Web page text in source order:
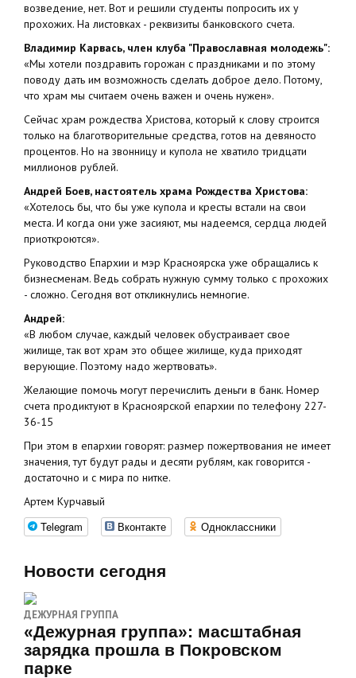
возведение, нет. Вот и решили студенты попросить их у
прохожих. На листовках - реквизиты банковского счета.
Владимир Карвась, член клуба "Православная молодежь":
«Мы хотели поздравить горожан с праздниками и по этому
поводу дать им возможность сделать доброе дело. Потому,
что храм мы считаем очень важен и очень нужен».
Сейчас храм рождества Христова, который к слову строится
только на благотворительные средства, готов на девяносто
процентов. Но на звонницу и купола не хватило тридцати
миллионов рублей.
Андрей Боев, настоятель храма Рождества Христова:
«Хотелось бы, что бы уже купола и кресты встали на свои
места. И когда они уже засияют, мы надеемся, сердца людей
приоткроются».
Руководство Епархии и мэр Красноярска уже обращались к
бизнесменам. Ведь собрать нужную сумму только с прохожих
- сложно. Сегодня вот откликнулись немногие.
Андрей:
«В любом случае, каждый человек обустраивает свое
жилище, так вот храм это общее жилище, куда приходят
верующие. Поэтому надо жертвовать».
Желающие помочь могут перечислить деньги в банк. Номер
счета продиктуют в Красноярской епархии по телефону 227-
36-15
При этом в епархии говорят: размер пожертвования не имеет
значения, тут будут рады и десяти рублям, как говорится -
достаточно и с мира по нитке.
Артем Курчавый
Telegram Вконтакте Одноклассники
Новости сегодня
ДЕЖУРНАЯ ГРУППА
«Дежурная группа»: масштабная
зарядка прошла в Покровском
парке